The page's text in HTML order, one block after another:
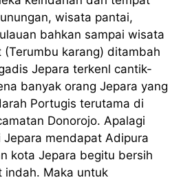
wisata pantai,
bahkan sampai wisata
(Terumbu karang) ditambah
Jepara terkenl cantik-
banyak orang Jepara yang
Portugis terutama di
Donorojo. Apalagi
mendapat Adipura
kota Jepara begitu bersih
indah. Maka untuk